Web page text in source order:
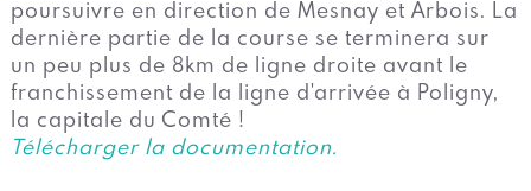
poursuivre en direction de Mesnay et Arbois. La
dernière partie de la course se terminera sur
un peu plus de 8km de ligne droite avant le
franchissement de la ligne d'arrivée à Poligny,
la capitale du Comté !
Télécharger la documentation.